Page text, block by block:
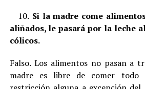
10. Si la madre come
aliñados, le pasará por la leche
cólicos.
Falso. Los alimentos no pasan a
madre es libre de comer todo